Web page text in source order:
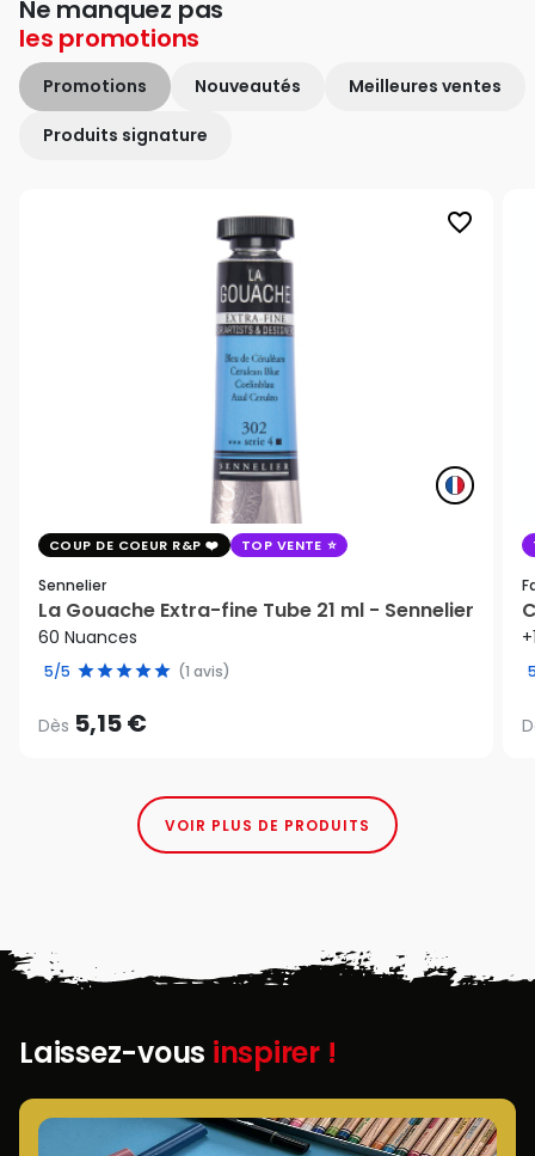
Ne manquez pas
les promotions
Promotions Nouveautés Meilleures ventes
Produits signature
favorite_border
COUP DE COEUR R&P TOP VENTE
Sennelier
La Gouache Extra-fine Tube 21 ml - Sennelier
60 Nuances
5/5 (1 avis)
Dès 5,15 €
VOIR PLUS DE PRODUITS
Laissez-vous inspirer !